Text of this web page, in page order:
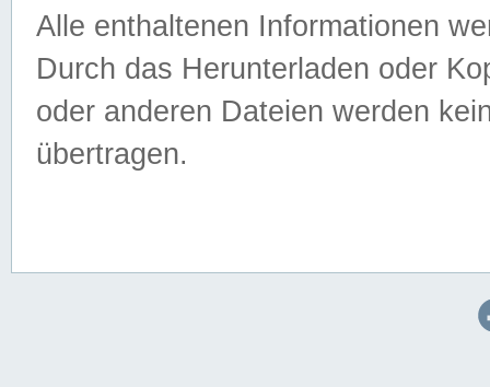
Alle enthaltenen Informationen
Durch das Herunterladen oder
oder anderen Dateien werden
übertragen.